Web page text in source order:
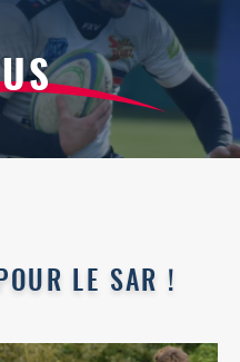
LE SAR !